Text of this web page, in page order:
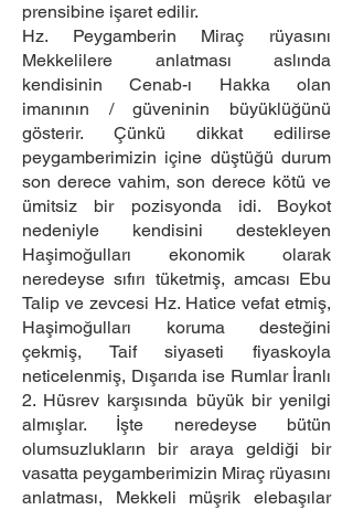
prensibine işaret edilir.
Hz. Peygamberin Miraç rüyasını
Mekkelilere anlatması aslında
kendisinin Cenab-ı Hakka olan
imanının / güveninin büyüklüğünü
gösterir. Çünkü dikkat edilirse
peygamberimizin içine düştüğü durum
son derece vahim, son derece kötü ve
ümitsiz bir pozisyonda idi. Boykot
nedeniyle kendisini destekleyen
Haşimoğulları ekonomik olarak
neredeyse sıfırı tüketmiş, amcası Ebu
Talip ve zevcesi Hz. Hatice vefat etmiş,
Haşimoğulları koruma desteğini
çekmiş, Taif siyaseti fiyaskoyla
neticelenmiş, Dışarıda ise Rumlar İranlı
2. Hüsrev karşısında büyük bir yenilgi
almışlar. İşte neredeyse bütün
olumsuzlukların bir araya geldiği bir
vasatta peygamberimizin Miraç rüyasını
anlatması, Mekkeli müşrik elebaşılar